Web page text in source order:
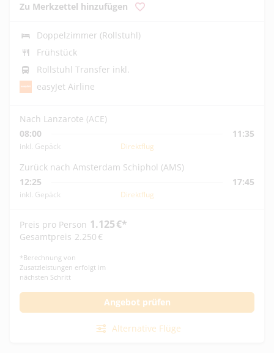
Zu Merkzettel hinzufügen
Doppelzimmer (Rollstuhl)
Frühstück
Rollstuhl Transfer inkl.
easyJet Airline
Nach Lanzarote (ACE)
08:00
11:35
inkl. Gepäck Direktflug
Zurück nach Amsterdam Schiphol (AMS)
12:25
17:45
inkl. Gepäck Direktflug
Preis pro Person 1.125€*
Gesamtpreis 2.250€
*Berechnung von
Zusatzleistungen erfolgt im
nächsten Schritt
Angebot prüfen
Alternative Flüge